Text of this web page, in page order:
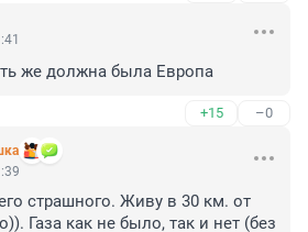
же должна была Европа
+15 –0
страшного. Живу в 30 км. от
Газа как не было, так и нет (без